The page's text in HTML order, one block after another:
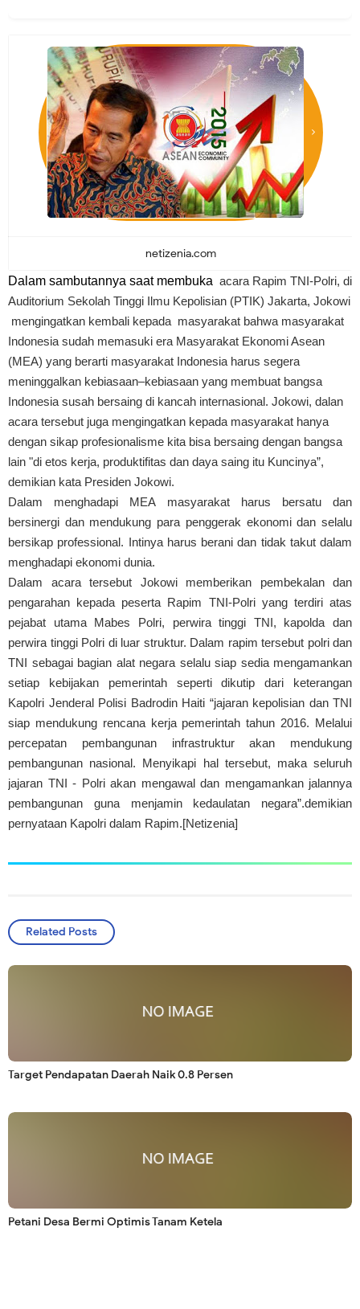
netizenia.com
Dalam sambutannya saat membuka acara Rapim TNI-Polri, di
Auditorium Sekolah Tinggi Ilmu Kepolisian (PTIK) Jakarta, Jokowi
mengingatkan kembali kepada masyarakat bahwa masyarakat
Indonesia sudah memasuki era Masyarakat Ekonomi Asean
(MEA) yang berarti masyarakat Indonesia harus segera
meninggalkan kebiasaan–kebiasaan yang membuat bangsa
Indonesia susah bersaing di kancah internasional. Jokowi, dalan
acara tersebut juga mengingatkan kepada masyarakat hanya
dengan sikap profesionalisme kita bisa bersaing dengan bangsa
lain "di etos kerja, produktifitas dan daya saing itu Kuncinya”,
demikian kata Presiden Jokowi.
Dalam menghadapi MEA masyarakat harus bersatu dan
bersinergi dan mendukung para penggerak ekonomi dan selalu
bersikap professional. Intinya harus berani dan tidak takut dalam
menghadapi ekonomi dunia.
Dalam acara tersebut Jokowi memberikan pembekalan dan
pengarahan kepada peserta Rapim TNI-Polri yang terdiri atas
pejabat utama Mabes Polri, perwira tinggi TNI, kapolda dan
perwira tinggi Polri di luar struktur. Dalam rapim tersebut polri dan
TNI sebagai bagian alat negara selalu siap sedia mengamankan
setiap kebijakan pemerintah seperti dikutip dari keterangan
Kapolri Jenderal Polisi Badrodin Haiti “jajaran kepolisian dan TNI
siap mendukung rencana kerja pemerintah tahun 2016. Melalui
percepatan pembangunan infrastruktur akan mendukung
pembangunan nasional. Menyikapi hal tersebut, maka seluruh
jajaran TNI - Polri akan mengawal dan mengamankan jalannya
pembangunan guna menjamin kedaulatan negara”.demikian
pernyataan Kapolri dalam Rapim.[Netizenia]
Related Posts
Target Pendapatan Daerah Naik 0.8 Persen
Petani Desa Bermi Optimis Tanam Ketela